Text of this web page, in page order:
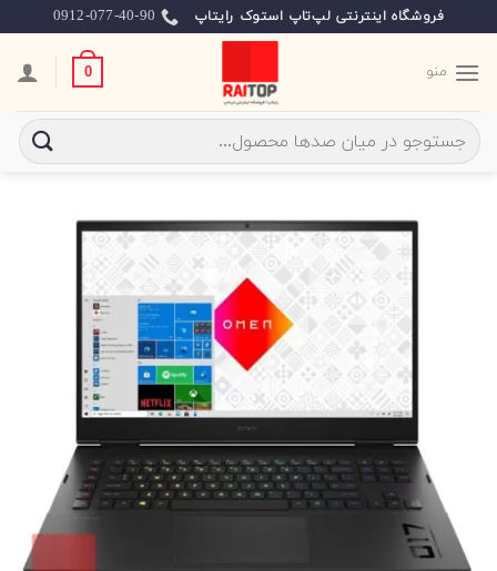
to
content
فروشگاه اینترنتی لپ‌تاپ استوک رایتاپ 0912-077-40-90
منو 0
جستجو
برای: